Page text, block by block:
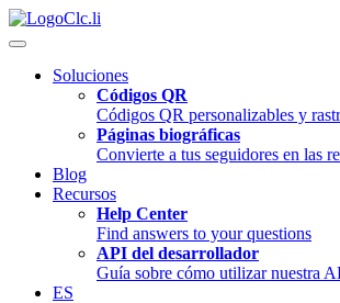
Clc.li
Soluciones
Códigos QR
Códigos QR personalizables y
Páginas biográficas
Convierte a tus seguidores en las
Blog
Recursos
Help Center
Find answers to your questions
API del desarrollador
Guía sobre cómo utilizar nuestra
ES